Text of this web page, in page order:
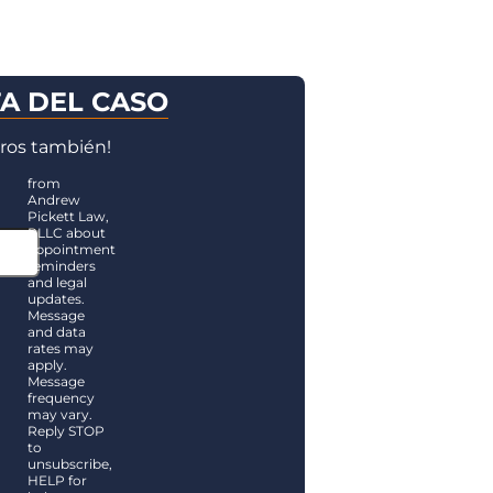
DEL CASO
también!
from
Andrew
Pickett Law,
PLLC about
appointment
reminders
and legal
updates.
Message
and data
rates may
apply.
Message
frequency
may vary.
Reply STOP